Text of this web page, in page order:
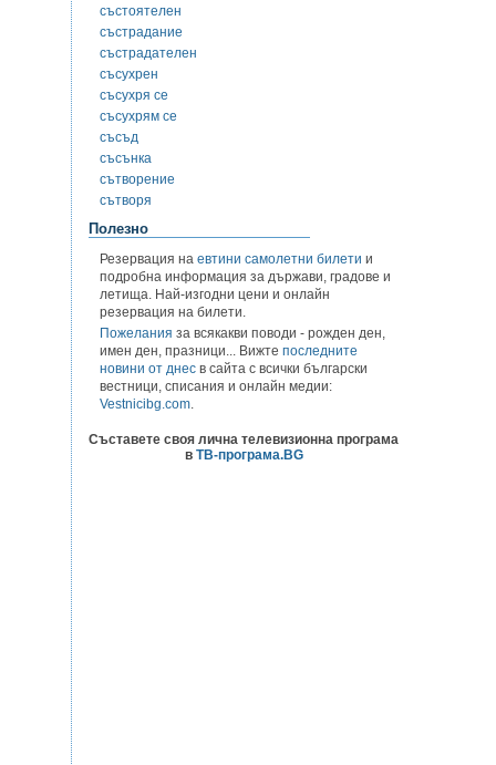
състоятелен
състрадание
състрадателен
съсухрен
съсухря се
съсухрям се
съсъд
съсънка
сътворение
сътворя
Полезно
Резервация на евтини самолетни билети и
подробна информация за държави, градове и
летища. Най-изгодни цени и онлайн
резервация на билети.
Пожелания за всякакви поводи - рожден ден,
имен ден, празници... Вижте последните
новини от днес в сайта с всички български
вестници, списания и онлайн медии:
Vestnicibg.com.
Съставете своя лична телевизионна програма
в ТВ-програма.BG